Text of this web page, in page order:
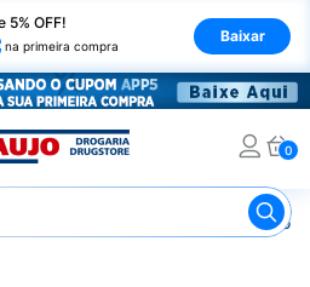
5% OFF!
na primeira compra
Baixar
0
Remédio para Sistema Nervoso